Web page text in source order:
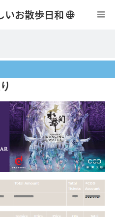
いお散歩日和